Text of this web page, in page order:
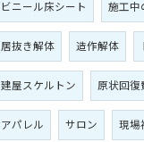
ビニール床シート 施工中
居抜き解体 造作解体
建屋スケルトン 原状回復
アパレル サロン 現場